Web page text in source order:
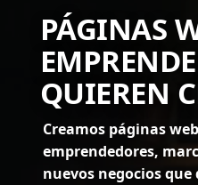
PÁGINAS
QUIEREN
Creamos páginas
emprendedores,
nuevos negocios